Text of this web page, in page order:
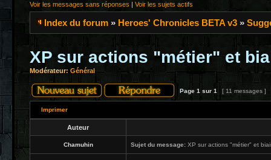
Voir les messages sans réponses | Voir les sujets actifs
Index du forum » Heroes' Chronicles BETA v3 »
XP sur actions "métier" et
Modérateur: Général
Page 1 sur 1 [ 11 messages ]
Imprimer
Auteur
Chamuhin Sujet du message: XP sur actions "métier" et